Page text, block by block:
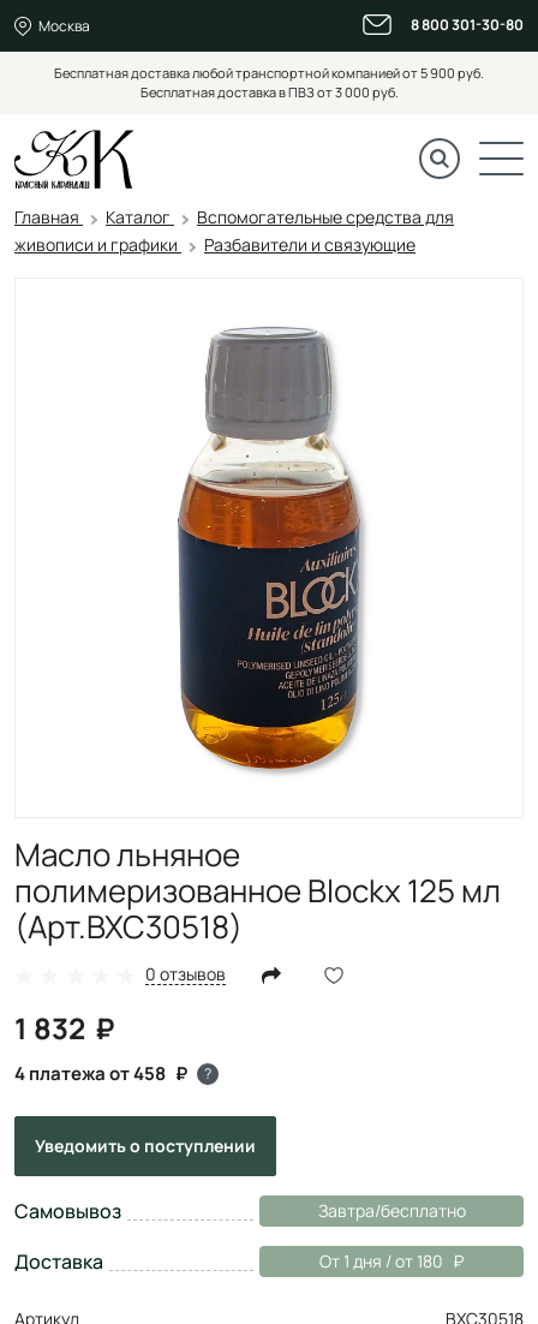
Москва 8 800 301-30-80
Бесплатная доставка любой транспортной компанией от 5 900 руб.
Бесплатная доставка в ПВЗ от 3 000 руб.
Главная Каталог
Вспомогательные средства для
живописи и графики
Разбавители и связующие
Масло льняное
полимеризованное Blockx 125 мл
(Арт.BXC30518)
0 отзывов
1 832
4 платежа от 458 ?
Уведомитьо поступлении
Самовывоз Завтра/бесплатно
Доставка От 1 дня / от 180
Артикул
BXC30518